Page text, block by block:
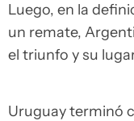
Luego, en la
un remate,
el triunfo y su
Uruguay terminó